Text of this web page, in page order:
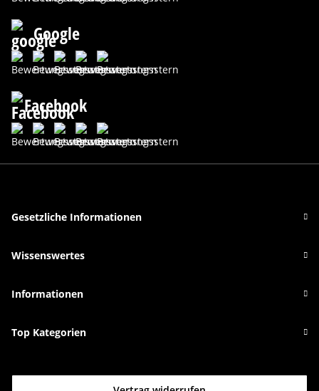
Google
Facebook
Gesetzliche Informationen
Wissenswertes
Informationen
Top Kategorien